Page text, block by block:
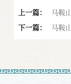
上一篇：
马鞍
性使
下一篇：
马鞍
细